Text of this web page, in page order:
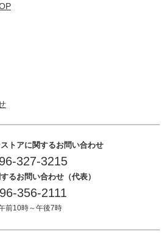
トアに関するお問い合わせ
327-3215
るお問い合わせ（代表）
356-2111
前10時～午後7時